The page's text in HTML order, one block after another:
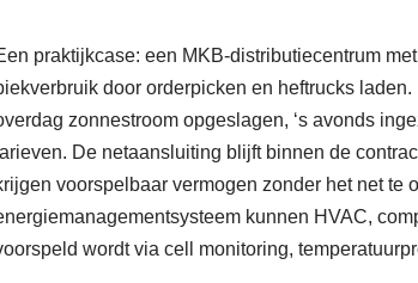
praktijkcase: een MKB-distributiecentrum
door orderpicken en heftrucks
zonnestroom opgeslagen, ‘s avonds
De netaansluiting blijft binnen de
voorspelbaar vermogen zonder het net te
kunnen HVAC,
wordt via cell monitoring,